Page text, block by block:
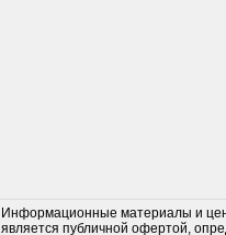
Информационные материалы и
является публичной офертой,